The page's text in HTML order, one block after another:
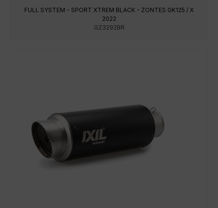
FULL SYSTEM - SPORT XTREM BLACK - ZONTES GK125 / X
2022
GZ3292BR